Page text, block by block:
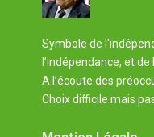
Symbole de
l’indépendance, et de
A l’écoute des
Choix difficile mais